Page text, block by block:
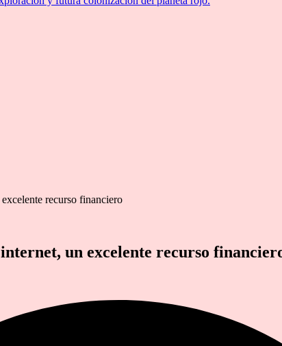
recurso financiero
un excelente recurso